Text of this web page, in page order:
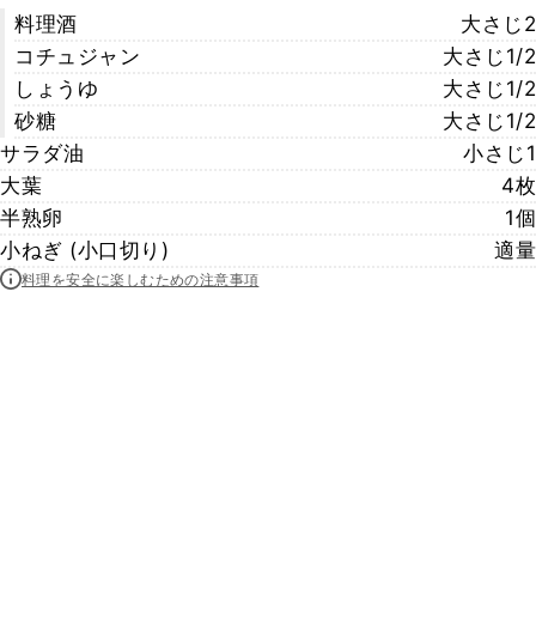
料理酒
大さじ2
コチュジャン
大さじ1/2
しょうゆ
大さじ1/2
砂糖
大さじ1/2
サラダ油
小さじ1
大葉
4枚
半熟卵
1個
小ねぎ (小口切り)
適量
料理を安全に楽しむための注意事項